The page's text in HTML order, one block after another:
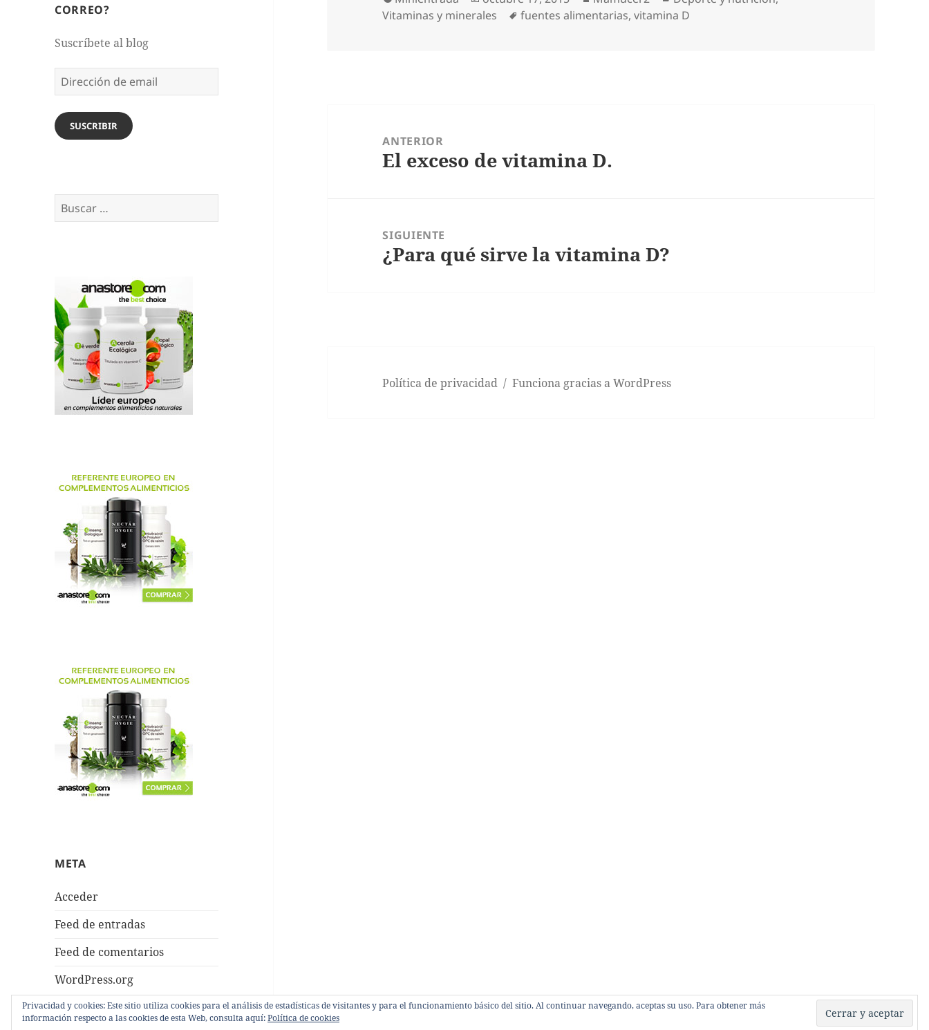
CORREO?
Suscríbete al blog
Dirección
de
email
SUSCRIBIR
Buscar:
META
Acceder
Feed de entradas
Feed de comentarios
WordPress.org
el
Vitaminas y minerales
Etiquetas
fuentes alimentarias,vitamina D
entradas
ANTERIOR
Entrada
El exceso de vitamina D.
SIGUIENTE
Entrada
¿Para qué sirve la vitamina D?
Política de privacidad Funciona gracias a WordPress
Privacidad y cookies: Este sitio utiliza cookies para el análisis de estadísticas de visitantes y para el funcionamiento básico del sitio. Al continuar navegando, aceptas su uso. Para obtener más
información respecto a las cookies de esta Web, consulta aquí:Política de cookies